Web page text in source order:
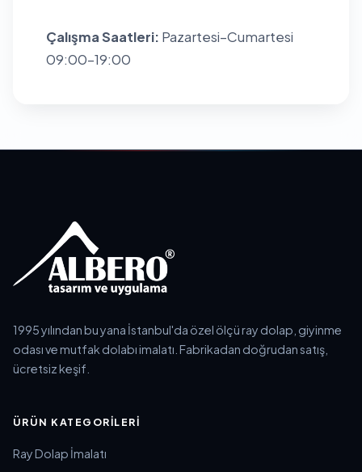
Çalışma Saatleri: Pazartesi–Cumartesi
09:00–19:00
1995 yılından bu yana İstanbul'da özel ölçü ray dolap, giyinme
odası ve mutfak dolabı imalatı. Fabrikadan doğrudan satış,
ücretsiz keşif.
ÜRÜN KATEGORILERI
Ray Dolap İmalatı